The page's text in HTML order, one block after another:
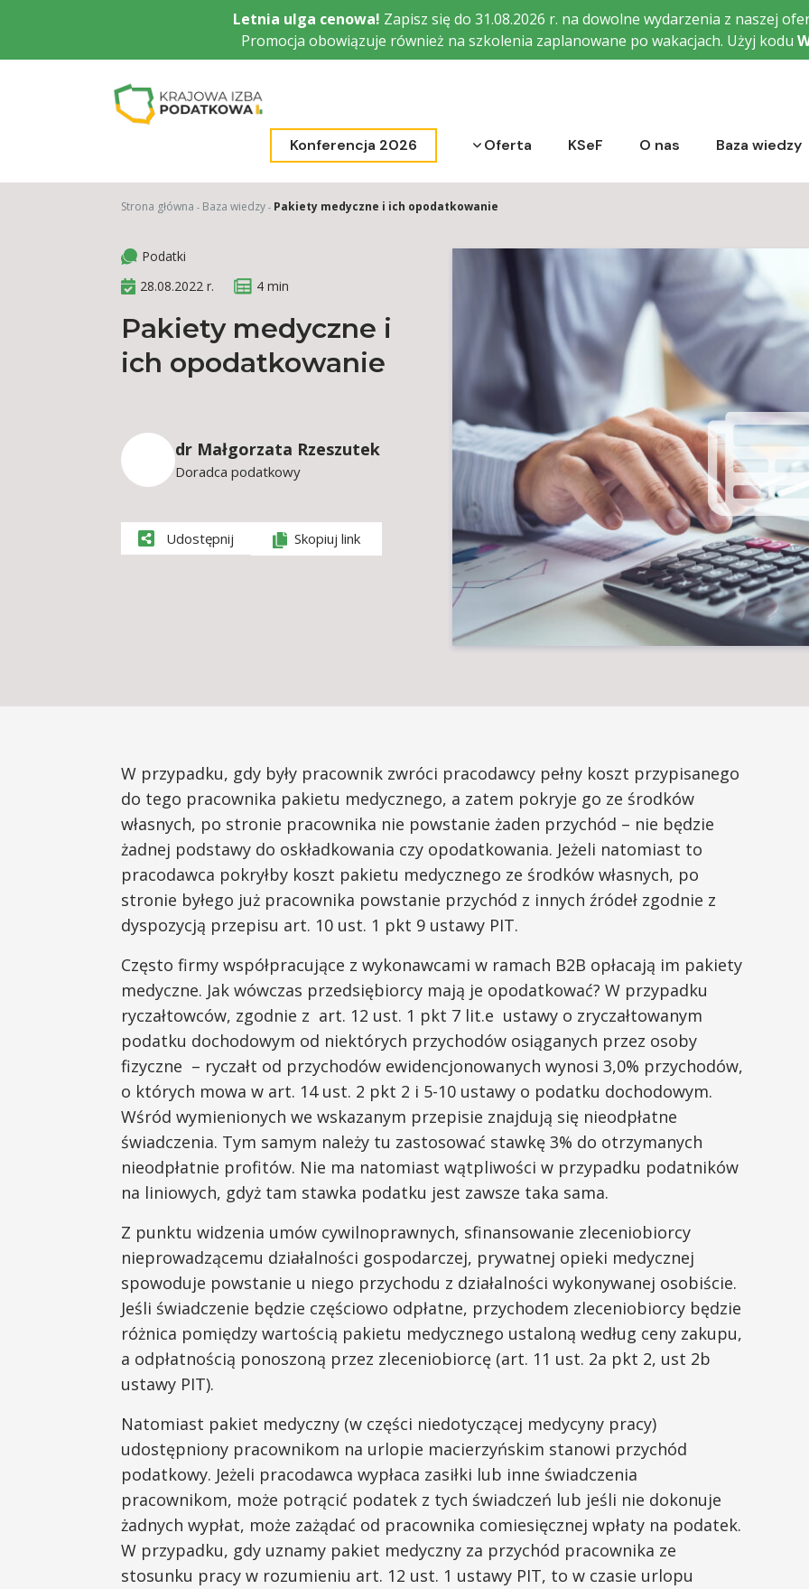
Letnia ulga cenowa! Zapisz się do 31.08.2026 r. na dowolne wydarzenia z naszej
Promocja obowiązuje również na szkolenia zaplanowane po wakacjach. Użyj kodu
Konferencja 2026 Oferta KSeF O nas Baza wiedzy
Strona główna Baza wiedzy Pakiety medyczne i ich opodatkowanie
Podatki
28.08.2022 r.
4 min
Pakiety medyczne i
ich opodatkowanie
dr Małgorzata Rzeszutek
Doradca podatkowy
Udostępnij Skopiuj link
W przypadku, gdy były pracownik zwróci pracodawcy pełny koszt przypisanego
do tego pracownika pakietu medycznego, a zatem pokryje go ze środków
własnych, po stronie pracownika nie powstanie żaden przychód – nie będzie
żadnej podstawy do oskładkowania czy opodatkowania. Jeżeli natomiast to
pracodawca pokryłby koszt pakietu medycznego ze środków własnych, po
stronie byłego już pracownika powstanie przychód z innych źródeł zgodnie z
dyspozycją przepisu art. 10 ust. 1 pkt 9 ustawy PIT.
Często firmy współpracujące z wykonawcami w ramach B2B opłacają im pakiety
medyczne. Jak wówczas przedsiębiorcy mają je opodatkować? W przypadku
ryczałtowców, zgodnie z art. 12 ust. 1 pkt 7 lit.e ustawy o zryczałtowanym
podatku dochodowym od niektórych przychodów osiąganych przez osoby
fizyczne – ryczałt od przychodów ewidencjonowanych wynosi 3,0% przychodów,
o których mowa w art. 14 ust. 2 pkt 2 i 5-10 ustawy o podatku dochodowym.
Wśród wymienionych we wskazanym przepisie znajdują się nieodpłatne
świadczenia. Tym samym należy tu zastosować stawkę 3% do otrzymanych
nieodpłatnie profitów. Nie ma natomiast wątpliwości w przypadku podatników
na liniowych, gdyż tam stawka podatku jest zawsze taka sama.
Z punktu widzenia umów cywilnoprawnych, sfinansowanie zleceniobiorcy
nieprowadzącemu działalności gospodarczej, prywatnej opieki medycznej
spowoduje powstanie u niego przychodu z działalności wykonywanej osobiście.
Jeśli świadczenie będzie częściowo odpłatne, przychodem zleceniobiorcy będzie
różnica pomiędzy wartością pakietu medycznego ustaloną według ceny zakupu,
a odpłatnością ponoszoną przez zleceniobiorcę (art. 11 ust. 2a pkt 2, ust 2b
ustawy PIT).
Natomiast pakiet medyczny (w części niedotyczącej medycyny pracy)
udostępniony pracownikom na urlopie macierzyńskim stanowi przychód
podatkowy. Jeżeli pracodawca wypłaca zasiłki lub inne świadczenia
pracownikom, może potrącić podatek z tych świadczeń lub jeśli nie dokonuje
żadnych wypłat, może zażądać od pracownika comiesięcznej wpłaty na podatek.
W przypadku, gdy uznamy pakiet medyczny za przychód pracownika ze
stosunku pracy w rozumieniu art. 12 ust. 1 ustawy PIT, to w czasie urlopu